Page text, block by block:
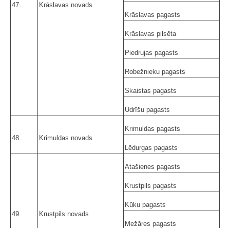
47. Krāslavas novads
Krāslavas pagasts
Krāslavas pilsēta
Piedrujas pagasts
Robežnieku pagasts
Skaistas pagasts
Ūdrīšu pagasts
48. Krimuldas novads
Krimuldas pagasts
Lēdurgas pagasts
49. Krustpils novads
Atašienes pagasts
Krustpils pagasts
Kūku pagasts
Mežāres pagasts